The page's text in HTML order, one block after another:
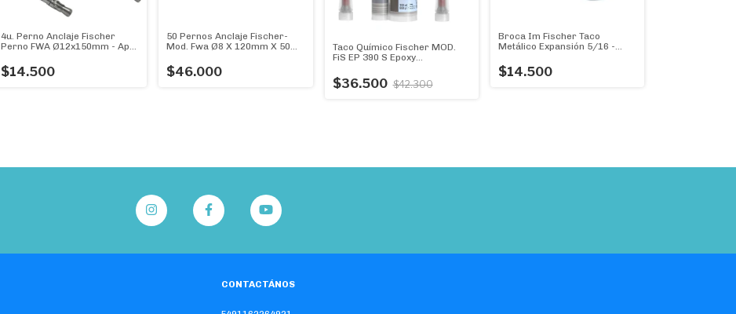
4u. Perno Anclaje Fischer
Perno FWA Ø12x150mm - Apto
Unidades.
$14.500
50 Pernos Anclaje Fischer-
Mod. Fwa Ø8 X 120mm X 50
$46.000
Taco Químico Fischer MOD.
FiS EP 390 S Epoxy
de ALTA PRESTACION
$36.500 $42.300
Broca Im Fischer Taco
Metálico Expansión 5/16 -
$14.500
CONTACTÁNOS